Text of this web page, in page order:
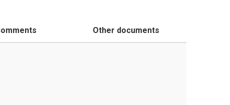
Other documents